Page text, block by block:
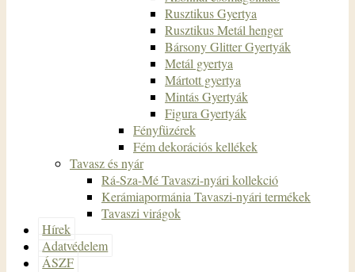
Rusztikus Gyertya
Rusztikus Metál henger
Bársony Glitter Gyertyák
Metál gyertya
Mártott gyertya
Mintás Gyertyák
Figura Gyertyák
Fényfüzérek
Fém dekorációs kellékek
Tavasz és nyár
Rá-Sza-Mé Tavaszi-nyári kollekció
Kerámiapormánia Tavaszi-nyári termékek
Tavaszi virágok
Hírek
Adatvédelem
ÁSZF